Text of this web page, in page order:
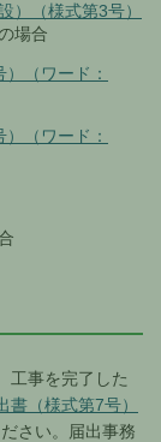
）（様式第3号）
場合
（ワード：
（ワード：
工事を完了した
（様式第7号）
さい。届出事務